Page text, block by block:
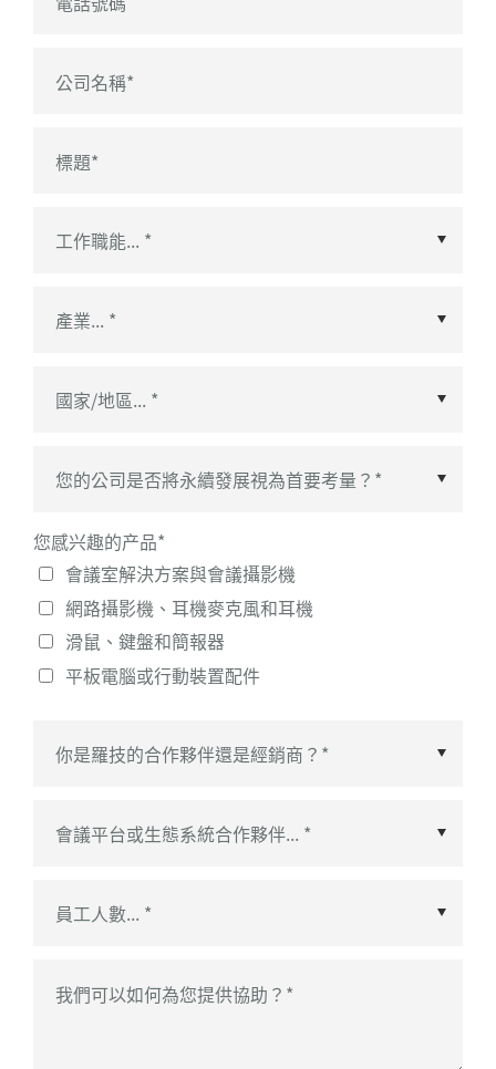
公司名稱*
標題*
國家/地區*
您感兴趣的产品*
會議室解決方案與會議攝影機
網路攝影機、耳機麥克風和耳機
滑鼠、鍵盤和簡報器
平板電腦或行動裝置配件
會議平台或生態系統合作夥伴
我們可以如何為您提供協助？ *